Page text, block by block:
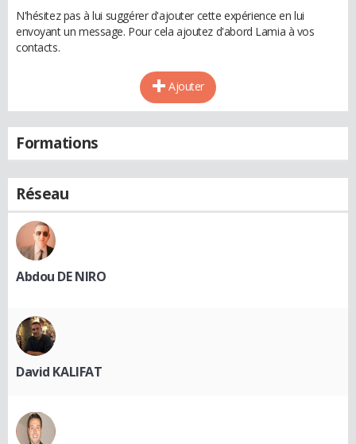
N'hésitez pas à lui suggérer d'ajouter cette expérience en lui
envoyant un message. Pour cela ajoutez d'abord Lamia à vos
contacts.
Ajouter
Formations
Réseau
Abdou DE NIRO
David KALIFAT